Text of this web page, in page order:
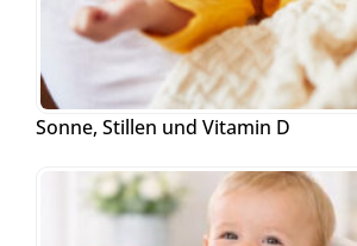
Sonne, Stillen und Vitamin D